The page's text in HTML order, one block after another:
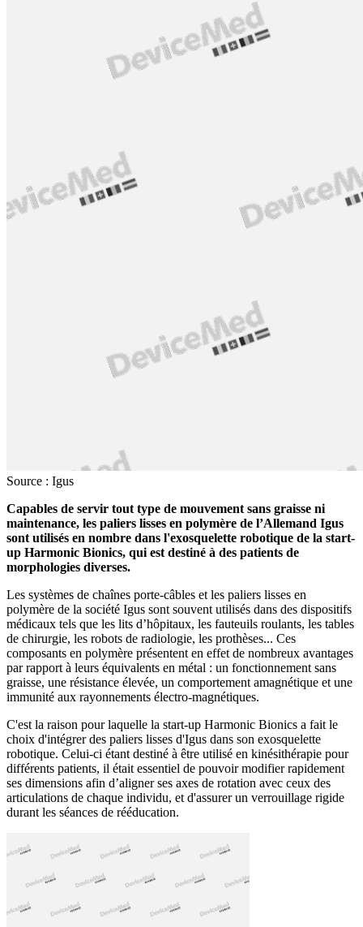
Source : Igus
Capables de servir tout type de mouvement sans graisse ni
maintenance, les paliers lisses en polymère de l’Allemand Igus
sont utilisés en nombre dans l'exosquelette robotique de la start-
up Harmonic Bionics, qui est destiné à des patients de
morphologies diverses.
Les systèmes de chaînes porte-câbles et les paliers lisses en
polymère de la société Igus sont souvent utilisés dans des dispositifs
médicaux tels que les lits d’hôpitaux, les fauteuils roulants, les tables
de chirurgie, les robots de radiologie, les prothèses... Ces
composants en polymère présentent en effet de nombreux avantages
par rapport à leurs équivalents en métal : un fonctionnement sans
graisse, une résistance élevée, un comportement amagnétique et une
immunité aux rayonnements électro-magnétiques.
C'est la raison pour laquelle la start-up Harmonic Bionics a fait le
choix d'intégrer des paliers lisses d'Igus dans son exosquelette
robotique. Celui-ci étant destiné à être utilisé en kinésithérapie pour
différents patients, il était essentiel de pouvoir modifier rapidement
ses dimensions afin d’aligner ses axes de rotation avec ceux des
articulations de chaque individu, et d'assurer un verrouillage rigide
durant les séances de rééducation.